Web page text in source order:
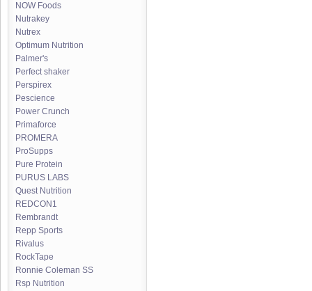
NOW Foods
Nutrakey
Nutrex
Optimum Nutrition
Palmer's
Perfect shaker
Perspirex
Pescience
Power Crunch
Primaforce
PROMERA
ProSupps
Pure Protein
PURUS LABS
Quest Nutrition
REDCON1
Rembrandt
Repp Sports
Rivalus
RockTape
Ronnie Coleman SS
Rsp Nutrition